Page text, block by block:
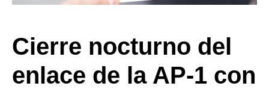
Cierre nocturno del
enlace de la AP-1 con